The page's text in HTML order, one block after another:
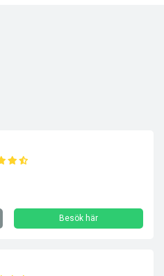
Besök här